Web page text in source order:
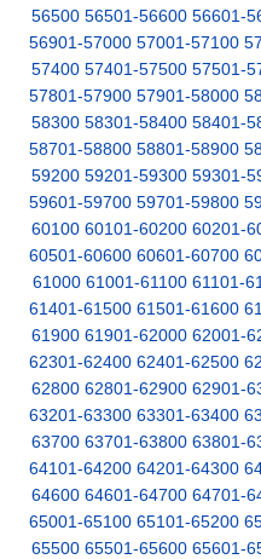
56500 56501-56600 56601-
56901-57000 57001-57100
57400 57401-57500 57501-
57801-57900 57901-58000
58300 58301-58400 58401-
58701-58800 58801-58900
59200 59201-59300 59301-
59601-59700 59701-59800
60100 60101-60200 60201-
60501-60600 60601-60700
61000 61001-61100 61101-
61401-61500 61501-61600
61900 61901-62000 62001-
62301-62400 62401-62500
62800 62801-62900 62901-
63201-63300 63301-63400
63700 63701-63800 63801-
64101-64200 64201-64300
64600 64601-64700 64701-
65001-65100 65101-65200
65500 65501-65600 65601-